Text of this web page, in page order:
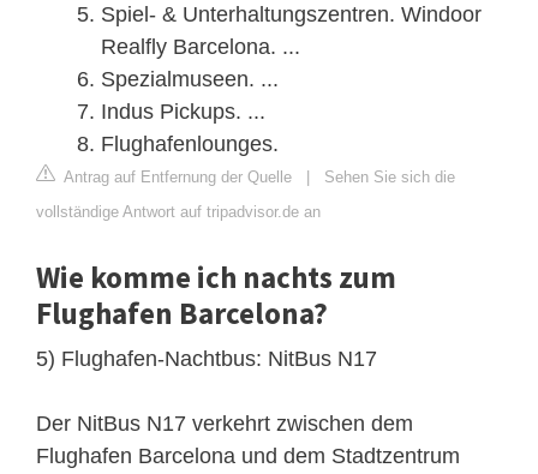
Spiel- & Unterhaltungszentren. Windoor
Realfly Barcelona. ...
Spezialmuseen. ...
Indus Pickups. ...
Flughafenlounges.
Antrag auf Entfernung der Quelle | Sehen Sie sich die
vollständige Antwort auf tripadvisor.de an
Wie komme ich nachts zum
Flughafen Barcelona?
5) Flughafen-Nachtbus: NitBus N17
Der NitBus N17 verkehrt zwischen dem
Flughafen Barcelona und dem Stadtzentrum